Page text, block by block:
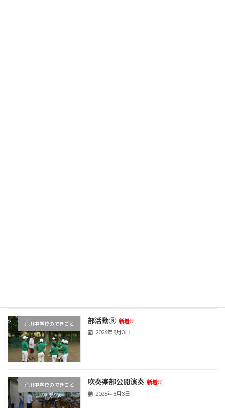
荒川中学校のできごと 部活動③ 新着!!
2026年8月3日
荒川中学校のできごと 吹奏楽部公開演奏 新着!!
2026年8月3日